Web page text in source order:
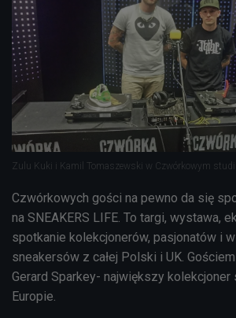
Zulu Kuki i Kamil Tomaszewski w Czwórkowym
Czwórkowych gości na pewno da się
na SNEAKERS LIFE. To targi, wystawa,
spotkanie kolekcjonerów, pasjonatów i
sneakersów z całej Polski i UK.
Gerard Sparkey- największy
Europie.